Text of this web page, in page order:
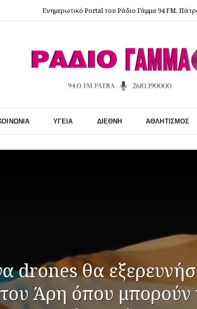
Ενημερωτικό Portal του Ράδιο Γάμμα 94 FM,
ΥΓΕΊΑ ΔΙΕΘΝΉ ΑΘΛΗΤΙΣΜΌΣ
drones θα
Άρη όπου μπορούν